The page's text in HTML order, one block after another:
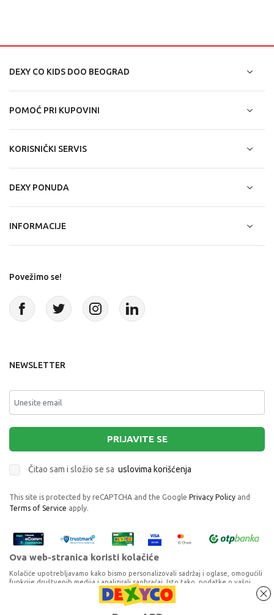
DEXY CO KIDS DOO BEOGRAD
POMOĆ PRI KUPOVINI
KORISNIČKI SERVIS
DEXY PONUDA
INFORMACIJE
Povežimo se!
NEWSLETTER
PRIJAVITE SE
Čitao sam i složio se sa uslovima korišćenja
This site is protected by reCAPTCHA and the Google Privacy Policy and
Terms of Service apply.
Ova web-stranica koristi kolačiće
Kolačiće upotrebljavamo kako bismo personalizovali sadržaj i oglase, omogućili
funkcije društvenih medija i analizirali saobraćaj. Isto tako, podatke o vašoj
upotrebi naše web-lokacije delimo s partnerima za društvene medije,
oglašavanje i analizu, a oni ih mogu kombinovati s drugim podacima koje ste im
pružili ili koje su prikupili dok ste upotrebljavali njihove usluge. Nastavkom